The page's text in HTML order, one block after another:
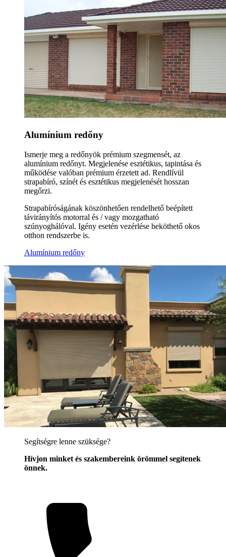
Alumínium redőny
Ismerje meg a redőnyök prémium szegmensét, az
alumínium redőnyt. Megjelenése esztétikus, tapintása és
működése valóban prémium érzetett ad. Rendlívül
strapabíró, színét és esztétikus megjelenését hosszan
megőrzi.
Strapabíróságának köszönhetően rendelhető beépített
távirányítós motorral és / vagy mozgatható
szúnyoghálóval. Igény esetén vezérlése beköthető okos
otthon rendszerbe is.
Alumínium redőny
Segítségre lenne szüksége?
Hívjon minket és szakembereink örömmel segítenek
önnek.